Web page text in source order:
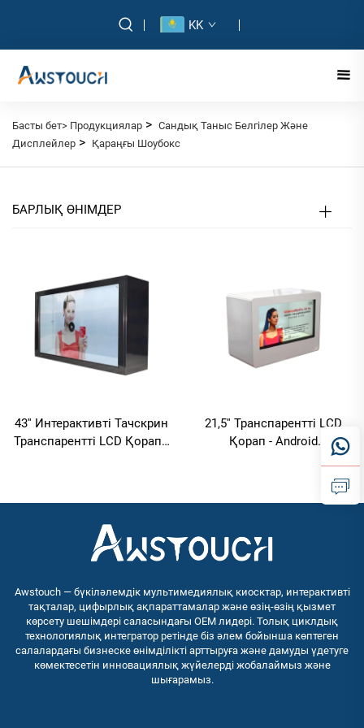
KK
Басты бет> Продукциялар > Сандық Таныс Белгілер Және
Дисплейлер > Қараңғы Шоубокс
БАРЛЫҚ ӨНІМДЕР
43'' Интерактивті Тачскрин
Транспарентті LCD Қорап -
21,5'' Транспарентті LCD
Қорап - Android
RK3568A/Windows I3/I5/I7
Интерактивті Дисплей
Awstouch — бүкіләлемдік мультимедиялық киосктар, интерактивті
тақталар, цифырлық ақпараттамалар және өзің-өзің қызмет
көрсету шешімдері саласындағы OEM лидері. Толық циклдық
технологиялық интегратор ретінде біз әлем бойынша көптеген
салалардағы бизнеске өнімділікті арттыруға және дамуды үдетуге
көмектесетін инновациялық жүйелерді жобалаймыз және
шығарамыз.